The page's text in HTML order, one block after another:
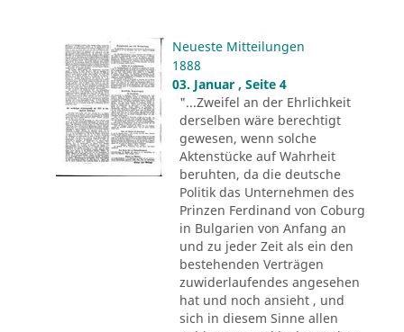
Neueste Mitteilungen
1888
03. Januar , Seite 4
"...Zweifel an der Ehrlichkeit
derselben wäre berechtigt
gewesen, wenn solche
Aktenstücke auf Wahrheit
beruhten, da die deutsche
Politik das Unternehmen des
Prinzen Ferdinand von Coburg
in Bulgarien von Anfang an
und zu jeder Zeit als ein den
bestehenden Verträgen
zuwiderlaufendes angesehen
hat und noch ansieht , und
sich in diesem Sinne allen